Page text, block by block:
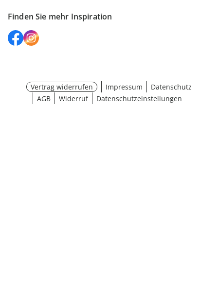
Finden Sie mehr Inspiration
Vertrag widerrufen Impressum
Datenschutz
AGB
Widerruf Datenschutzeinstellungen